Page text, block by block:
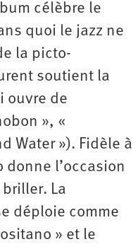
célèbre le
quoi le jazz ne
la picto-
soutient la
ouvre de
», «
Water »). Fidèle à
donne l’occasion
La
déploie comme
» et le